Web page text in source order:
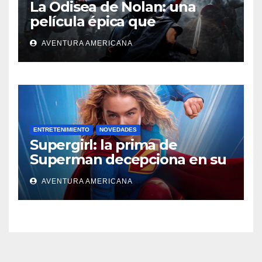
La Odisea de Nolan: una
película épica que
deslumbra
AVENTURA AMERICANA
ENTRETENIMIENTO NOVEDADES
Supergirl: la prima de
Superman decepciona en su
regreso al cine
AVENTURA AMERICANA